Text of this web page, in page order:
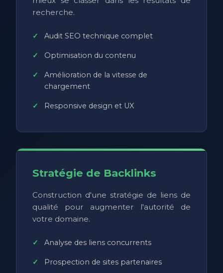
recherche.
Audit SEO technique complet
Optimisation du contenu
Amélioration de la vitesse de
chargement
Responsive design et UX
Stratégie de Backlinks
Construction d'une stratégie de liens de
qualité pour augmenter l'autorité de
votre domaine.
Analyse des liens concurrents
Prospection de sites partenaires